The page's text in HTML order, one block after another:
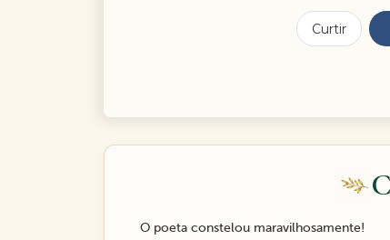
Curtir
O poeta constelou maravilhosamente!